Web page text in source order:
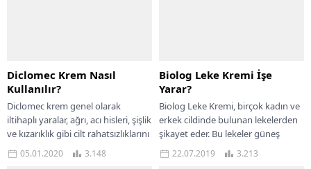
Diclomec Krem Nasıl
Kullanılır?
Diclomec krem genel olarak
iltihaplı yaralar, ağrı, acı hisleri, şişlik
ve kızarıklık gibi cilt rahatsızlıklarını
iyileştirmek amacı ile formüle
edilmiştir....
05.01.2020 3.148
Biolog Leke Kremi İşe
Yarar?
Biolog Leke Kremi, birçok kadın ve
erkek cildinde bulunan lekelerden
şikayet eder. Bu lekeler güneş
yanığı, herhangi bir yırtık veya...
22.07.2019 3.213